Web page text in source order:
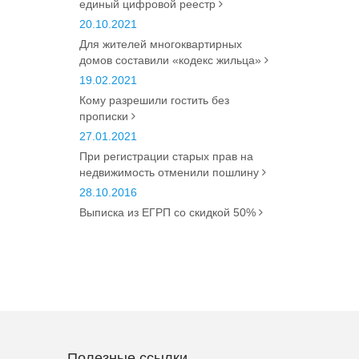
единый цифровой реестр
20.10.2021
Для жителей многоквартирных
домов составили «кодекс жильца»
19.02.2021
Кому разрешили гостить без
прописки
27.01.2021
При регистрации старых прав на
недвижимость отменили пошлину
28.10.2016
Выписка из ЕГРП со скидкой 50%